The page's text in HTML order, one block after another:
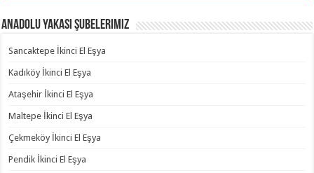
Anadolu Yakası Şubelerimiz
Sancaktepe İkinci El Eşya
Kadıköy İkinci El Eşya
Ataşehir İkinci El Eşya
Maltepe İkinci El Eşya
Çekmeköy İkinci El Eşya
Pendik İkinci El Eşya